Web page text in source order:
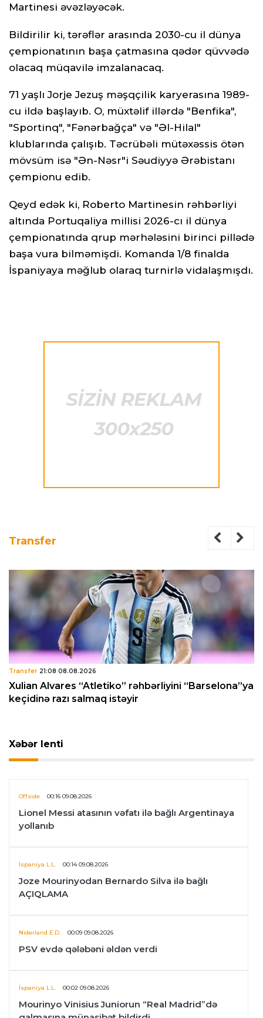
Martinesi əvəzləyəcək.
Bildirilir ki, tərəflər arasında 2030-cu il dünya
çempionatının başa çatmasına qədər qüvvədə
olacaq müqavilə imzalanacaq.
71 yaşlı Jorje Jezuş məşqçilik karyerasına 1989-
cu ildə başlayıb. O, müxtəlif illərdə "Benfika",
"Sportinq", "Fənərbağça" və "Əl-Hilal"
klublarında çalışıb. Təcrübəli mütəxəssis ötən
mövsüm isə "Ən-Nəsr"i Səudiyyə Ərəbistanı
çempionu edib.
Qeyd edək ki, Roberto Martinesin rəhbərliyi
altında Portuqaliya millisi 2026-cı il dünya
çempionatında qrup mərhələsini birinci pillədə
başa vura bilməmişdi. Komanda 1/8 finalda
İspaniyaya məğlub olaraq turnirlə vidalaşmışdı.
Transfer
Transfer 21:08 08.08.2026
Xulian Alvares “Atletiko” rəhbərliyini “Barselona”ya
keçidinə razı salmaq istəyir
Xəbər lenti
Offside 00:16 09.08.2026
Lionel Messi atasının vəfatı ilə bağlı Argentinaya
yollanıb
İspaniya L.L. 00:14 09.08.2026
Joze Mourinyodan Bernardo Silva ilə bağlı
AÇIQLAMA
Niderland E.D. 00:09 09.08.2026
PSV evdə qələbəni əldən verdi
İspaniya L.L. 00:02 09.08.2026
Mourinyo Vinisius Juniorun “Real Madrid”də